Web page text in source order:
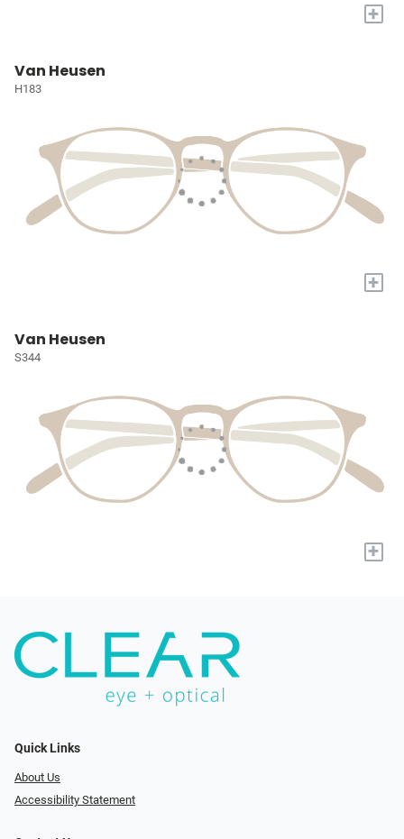
+
Van Heusen
H183
+
Van Heusen
S344
+
Quick Links
About Us
Accessibility Statement